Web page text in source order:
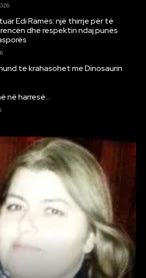
Edi Ramës: një thirrje për të
dhe respektin ndaj punës
të krahasohet me Dinosaurin
në harresë…